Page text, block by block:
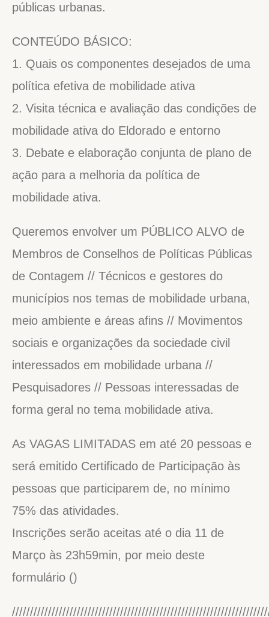
públicas urbanas.
CONTEÚDO BÁSICO:
1. Quais os componentes desejados de uma
política efetiva de mobilidade ativa
2. Visita técnica e avaliação das condições de
mobilidade ativa do Eldorado e entorno
3. Debate e elaboração conjunta de plano de
ação para a melhoria da política de
mobilidade ativa.
Queremos envolver um PÚBLICO ALVO de
Membros de Conselhos de Políticas Públicas
de Contagem // Técnicos e gestores do
municípios nos temas de mobilidade urbana,
meio ambiente e áreas afins // Movimentos
sociais e organizações da sociedade civil
interessados em mobilidade urbana //
Pesquisadores // Pessoas interessadas de
forma geral no tema mobilidade ativa.
As VAGAS LIMITADAS em até 20 pessoas e
será emitido Certificado de Participação às
pessoas que participarem de, no mínimo
75% das atividades.
Inscrições serão aceitas até o dia 11 de
Março às 23h59min, por meio deste
formulário ()